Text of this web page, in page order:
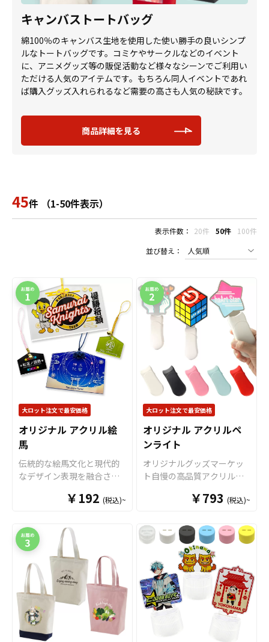
キャンバストートバッグ
綿100％のキャンバス生地を使用した使い勝手の良いシンプ
ルなトートバッグです。コミケやサークルなどのイベント
に、アニメグッズ等の販促活動など様々なシーンでご利用い
ただける人気のアイテムです。もちろん同人イベントであれ
ば購入グッズ入れられるなど需要の高さも人気の秘訣です。
商品詳細を見る
45件 （1-50件表示）
表示件数： 20件 50件
100件
並び替え：
大ロット注文で最安価格
オリジナル アクリル絵
馬
伝統的な絵馬文化と現代的
なデザイン表現を融合させ
様のオリジナルデザインで
リアアクリル素材を採用し
た「オリジナル アクリル絵
馬」は、通常の木製絵馬に
はないツヤと高級感に加
え、立体的で透明感のある
美しい仕上がりが魅力で
す。 ケイオー自慢の高精
細・ハイクオリティな印刷
技術で、細かなデザインや
￥192 (税込)~
大ロット注文で最安価格
オリジナル アクリルペ
ンライト
オリジナルグッズマーケッ
ト自慢の高品質アクリル素
オリジナルのアクリルペン
採用し単4電池を3本使用し
ます。LEDライトのカラー
は8色で、ボタンを押す毎に
発光色を切り替えることが
可能です。土台部分も「ホ
ワイト」「ブラック」「ピ
ンク」「パステルブルー」
「レッド」の5色をご用意し
￥793 (税込)~